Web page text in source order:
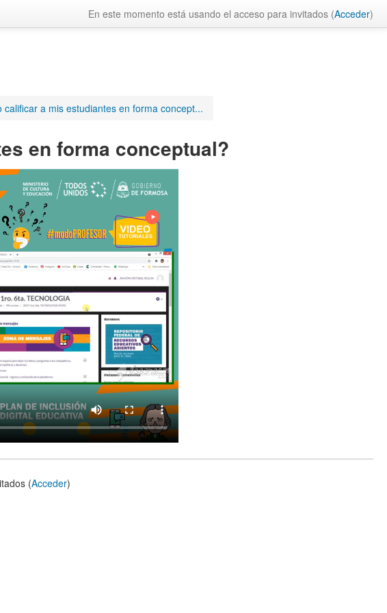
En este momento está usando el acceso para invitados (Acceder)
calificar a mis estudiantes en forma concept...
en forma conceptual?
(Acceder)